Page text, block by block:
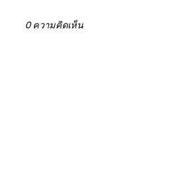
0 ความคิดเห็น